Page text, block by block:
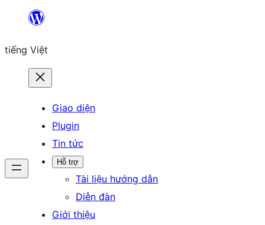
Chuyển
phần
tiếng Việt
Giao diện
Plugin
Tin tức
Hỗ trợ
Tài liệu hướng dẫn
Diễn đàn
Giới thiệu